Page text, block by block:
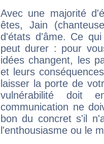
Avec une majorité
êtes, Jain
d'états d'âme. Ce
peut durer : pour
idées changent, les
et leurs
laisser la porte de
vulnérabilité doit
communication ne
bon du concret s'il
l'enthousiasme ou le